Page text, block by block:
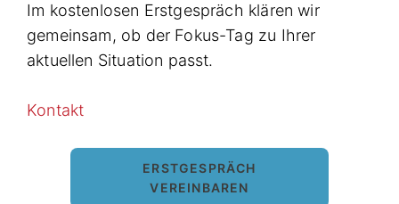
Im kostenlosen Erstgespräch klären wir
gemeinsam, ob der Fokus-Tag zu Ihrer
aktuellen Situation passt.
Kontakt
ERSTGESPRÄCH
VEREINBAREN